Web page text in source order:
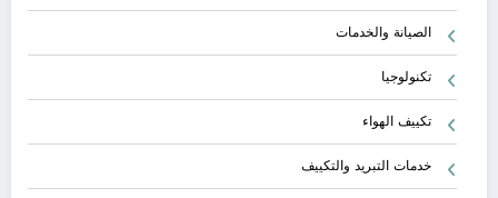
الصيانة والخدمات
تكنولوجيا
تكييف الهواء
خدمات التبريد والتكييف